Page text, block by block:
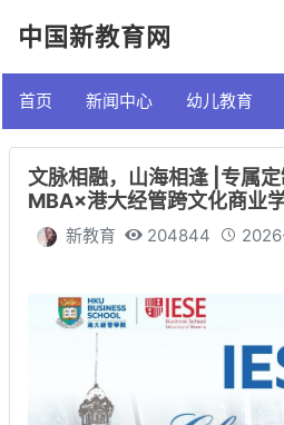
中国新教育网
首页 新闻中心 幼儿教育
文脉相融，山海相逢 |专属
MBA×港大经管跨文化商业
新教育 204844